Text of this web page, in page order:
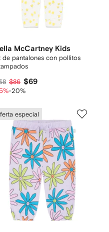
McCartney Kids
de pantalones con pollitos
$86 $69
-20%
especial